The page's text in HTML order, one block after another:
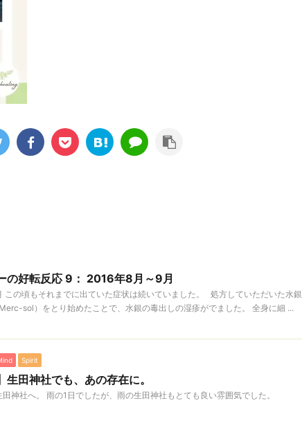
の好転反応 9： 2016年8月～9月
この頃もそれまでに出ていた症状は続いていました。 処方していただいた水銀
sol）をとり始めたことで、水銀の毒出しの湿疹がでました。 全身に細 ...
Spirit
生田神社でも、あの存在に。
田神社へ。 雨の1日でしたが、雨の生田神社もとても良い雰囲気でした。